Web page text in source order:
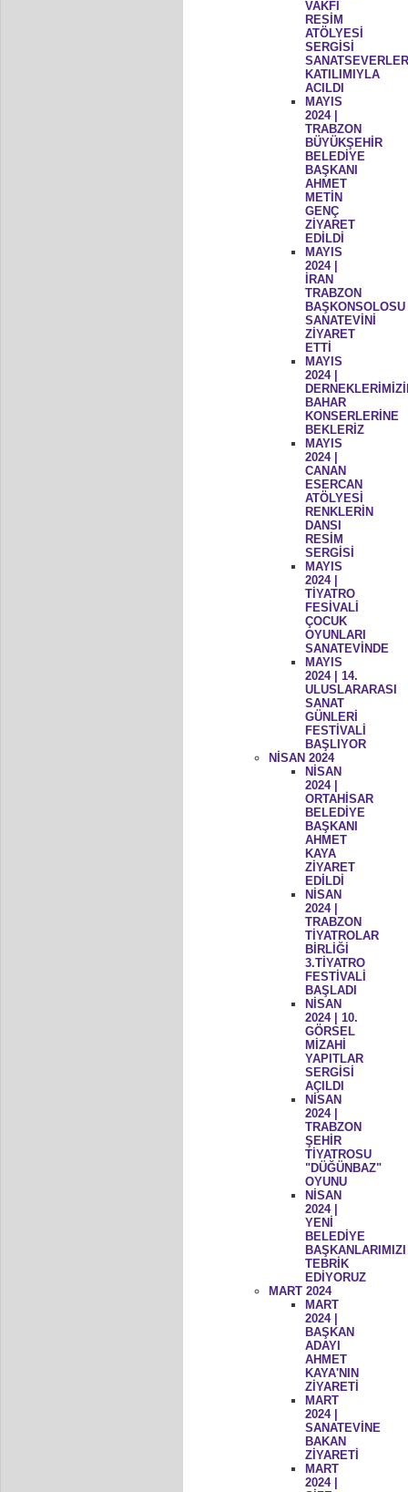
VAKFI
RESİM
ATÖLYESİ
SERGİSİ
KATILIMIYLA
ACILDI
MAYIS
2024 |
TRABZON
BÜYÜKŞEHİR
BELEDİYE
BAŞKANI
AHMET
METİN
GENÇ
ZİYARET
EDİLDİ
MAYIS
2024 |
İRAN
TRABZON
BAŞKONSOLOSU
SANATEVİNİ
ZİYARET
ETTİ
MAYIS
2024 |
BAHAR
KONSERLERİNE
BEKLERİZ
MAYIS
2024 |
CANAN
ESERCAN
ATÖLYESİ
RENKLERİN
DANSI
RESİM
SERGİSİ
MAYIS
2024 |
TİYATRO
FESİVALİ
ÇOCUK
OYUNLARI
SANATEVİNDE
MAYIS
2024 | 14.
ULUSLARARASI
SANAT
GÜNLERİ
FESTİVALİ
BAŞLIYOR
NİSAN 2024
NİSAN
2024 |
ORTAHİSAR
BELEDİYE
BAŞKANI
AHMET
KAYA
ZİYARET
EDİLDİ
NİSAN
2024 |
TRABZON
TİYATROLAR
BİRLİĞİ
3.TİYATRO
FESTİVALİ
BAŞLADI
NİSAN
2024 | 10.
GÖRSEL
MİZAHİ
YAPITLAR
SERGİSİ
AÇILDI
NİSAN
2024 |
TRABZON
ŞEHİR
TİYATROSU
"DÜĞÜNBAZ"
OYUNU
NİSAN
2024 |
YENİ
BELEDİYE
BAŞKANLARIMIZI
TEBRİK
EDİYORUZ
MART 2024
MART
2024 |
BAŞKAN
ADAYI
AHMET
KAYA'NIN
ZİYARETİ
MART
2024 |
SANATEVİNE
BAKAN
ZİYARETİ
MART
2024 |